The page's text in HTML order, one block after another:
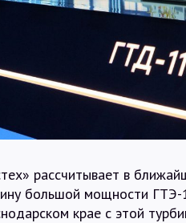
рассчитывает в
большой мощности
крае с этой